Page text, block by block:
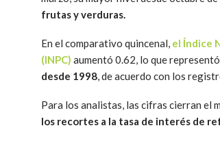
frutas y verduras.
En el comparativo quincenal, el Índice
(INPC) aumentó 0.62, lo que representó
desde 1998, de acuerdo con los
Para los analistas, las cifras cierran el
los recortes a la tasa de interés de